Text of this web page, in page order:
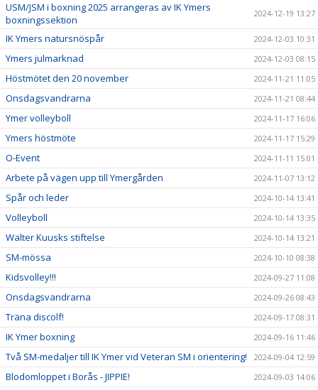
USM/JSM i boxning 2025 arrangeras av IK Ymers
boxningssektion
2024-12-19 13:27
IK Ymers natursnöspår 2024-12-03 10:31
Ymers julmarknad 2024-12-03 08:15
Höstmötet den 20 november 2024-11-21 11:05
Onsdagsvandrarna 2024-11-21 08:44
Ymer volleyboll 2024-11-17 16:06
Ymers höstmöte 2024-11-17 15:29
O-Event 2024-11-11 15:01
Arbete på vägen upp till Ymergården 2024-11-07 13:12
Spår och leder 2024-10-14 13:41
Volleyboll 2024-10-14 13:35
Walter Kuusks stiftelse 2024-10-14 13:21
SM-mössa 2024-10-10 08:38
Kidsvolley!!! 2024-09-27 11:08
Onsdagsvandrarna 2024-09-26 08:43
Träna discolf! 2024-09-17 08:31
IK Ymer boxning 2024-09-16 11:46
Två SM-medaljer till IK Ymer vid Veteran SM i orientering! 2024-09-04 12:59
Blodomloppet i Borås - JIPPIE! 2024-09-03 14:06